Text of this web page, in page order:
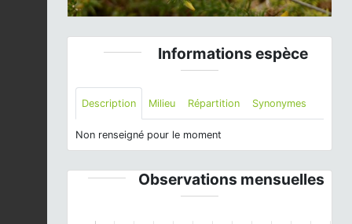
Informations espèce
Description Milieu Répartition Synonymes
Non renseigné pour le moment
Observations mensuelles